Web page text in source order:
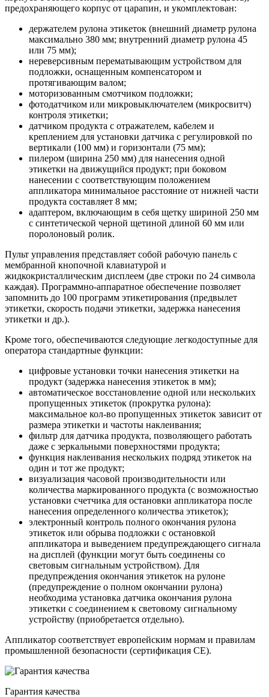
предохраняющего корпус от царапин, и укомплектован:
держателем рулона этикеток (внешний диаметр рулона
максимально 380 мм; внутренний диаметр рулона 45
или 75 мм);
нереверсивным перематывающим устройством для
подложки, оснащенным компенсатором и
протягивающим валом;
моторизованным смотчиком подложки;
фотодатчиком или микровыключателем (микросвитч)
контроля этикетки;
датчиком продукта с отражателем, кабелем и
креплением для установки датчика с регулировкой по
вертикали (100 мм) и горизонтали (75 мм);
пилером (ширина 250 мм) для нанесения одной
этикетки на движущийся продукт; при боковом
нанесении с соответствующим положением
аппликатора минимальное расстояние от нижней части
продукта составляет 8 мм;
адаптером, включающим в себя щетку шириной 250 мм
с синтетической черной щетиной длиной 60 мм или
поролоновый ролик.
Пульт управления представляет собой рабочую панель с
мембранной кнопочной клавиатурой и
жидкокристаллическим дисплеем (две строки по 24 символа
каждая). Программно-аппаратное обеспечение позволяет
запомнить до 100 программ этикетирования (предвылет
этикетки, скорость подачи этикетки, задержка нанесения
этикетки и др.).
Кроме того, обеспечиваются следующие легкодоступные для
оператора стандартные функции:
цифровые установки точки нанесения этикетки на
продукт (задержка нанесения этикеток в мм);
автоматическое восстановление одной или нескольких
пропущенных этикеток (прокрутка рулона):
максимальное кол-во пропущенных этикеток зависит от
размера этикетки и частоты наклеивания;
фильтр для датчика продукта, позволяющего работать
даже с зеркальными поверхностями продукта;
функция наклеивания нескольких подряд этикеток на
один и тот же продукт;
визуализация часовой производительности или
количества маркированного продукта (с возможностью
установки счетчика для остановки аппликатора после
нанесения определенного количества этикеток);
электронный контроль полного окончания рулона
этикеток или обрыва подложки с остановкой
аппликатора и выведением предупреждающего сигнала
на дисплей (функции могут быть соединены со
световым сигнальным устройством). Для
предупреждения окончания этикеток на рулоне
(предупреждение о полном окончании рулона)
необходима установка датчика окончания рулона
этикетки с соединением к световому сигнальному
устройству (приобретается отдельно).
Аппликатор соответствует европейским нормам и правилам
промышленной безопасности (сертификация СЕ).
Гарантия качества